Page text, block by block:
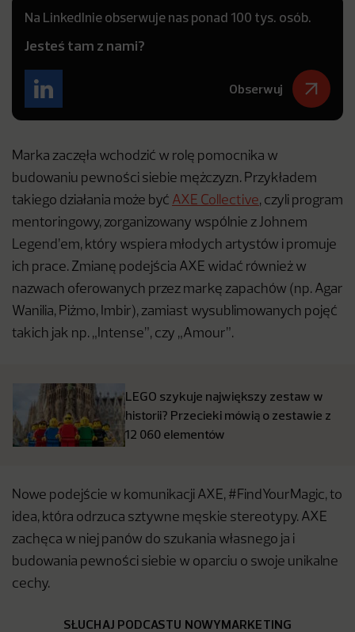
Na LinkedInie obserwuje nas ponad 100 tys. osób.
Jesteś tam z nami?
Obserwuj
Marka zaczęła wchodzić w rolę pomocnika w
budowaniu pewności siebie mężczyzn. Przykładem
takiego działania może być AXE Collective, czyli program
mentoringowy, zorganizowany wspólnie z Johnem
Legend’em, który wspiera młodych artystów i promuje
ich prace. Zmianę podejścia AXE widać również w
nazwach oferowanych przez markę zapachów (np. Agar
Wanilia, Piżmo, Imbir), zamiast wysublimowanych pojęć
takich jak np. „Intense”, czy „Amour”.
LEGO szykuje największy zestaw w
historii? Przecieki mówią o zestawie z
12 060 elementów
Nowe podejście w komunikacji AXE, #FindYourMagic, to
idea, która odrzuca sztywne męskie stereotypy. AXE
zachęca w niej panów do szukania własnego ja i
budowania pewności siebie w oparciu o swoje unikalne
cechy.
SŁUCHAJ PODCASTU NOWYMARKETING